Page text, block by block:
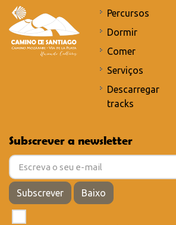
Percursos
Dormir
Comer
Serviços
Descarregar
tracks
Subscrever a newsletter
Subscrever Baixo